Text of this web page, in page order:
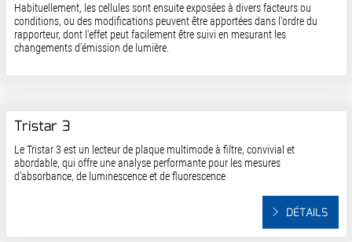
Habituellement, les cellules sont ensuite exposées à divers facteurs ou
conditions, ou des modifications peuvent être apportées dans l'ordre du
rapporteur, dont l'effet peut facilement être suivi en mesurant les
changements d'émission de lumière.
Tristar 3
Le Tristar 3 est un lecteur de plaque multimode à filtre, convivial et
abordable, qui offre une analyse performante pour les mesures
d'absorbance, de luminescence et de fluorescence
DÉTAILS